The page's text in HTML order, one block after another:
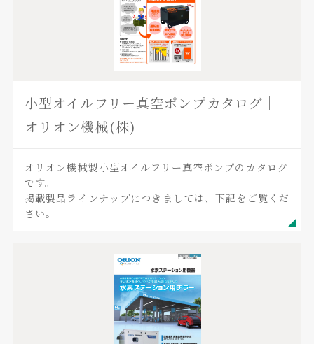
小型オイルフリー真空ポンプカタログ｜
オリオン機械(株)
オリオン機械製小型オイルフリー真空ポンプのカタログ
です。
掲載製品ラインナップにつきましては、下記をご覧くだ
さい。